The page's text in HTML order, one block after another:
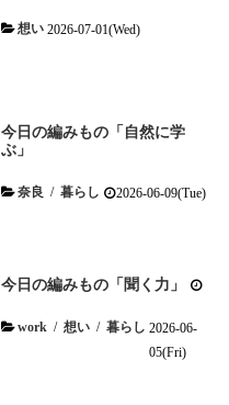
想い 2026-07-01(Wed)
今日の編みもの「自然に学
ぶ」
奈良 / 暮らし 2026-06-09(Tue)
今日の編みもの「聞く力」
work / 想い / 暮らし 2026-06-
05(Fri)